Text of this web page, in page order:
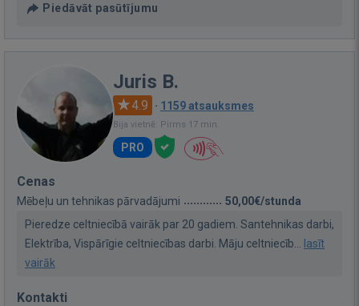
Piedāvāt pasūtījumu
Juris B.
4.9 · 1159 atsauksmes
Bija vietnē: Pirms 17 min.
PRO
Cenas
Mēbeļu un tehnikas pārvadājumi
50,00€/stunda
Pieredze celtniecībā vairāk par 20 gadiem. Santehnikas darbi,
Elektrība, Vispārīgie celtniecības darbi. Māju celtniecīb... lasīt
vairāk
Kontakti